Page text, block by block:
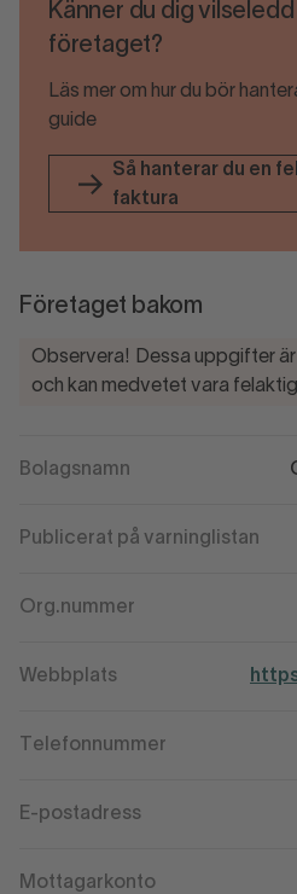
Känner du dig
företaget?
Läs mer om hur du bör
guide
Så hanterar du en
faktura
Företaget bakom
Observera! Dessa uppgifter
och kan medvetet vara
Bolagsnamn
Publicerat på varninglistan
Org.nummer
Webbplats
Telefonnummer
E-postadress
Mottagarkonto